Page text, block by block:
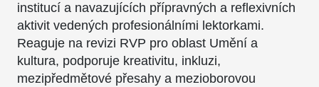
institucí a navazujících přípravných a reflexivních
aktivit vedených profesionálními lektorkami.
Reaguje na revizi RVP pro oblast Umění a
kultura, podporuje kreativitu, inkluzi,
mezipředmětové přesahy a mezioborovou